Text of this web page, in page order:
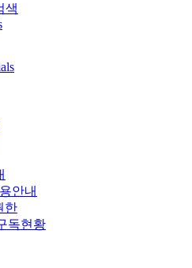
색
안내
한
독현황